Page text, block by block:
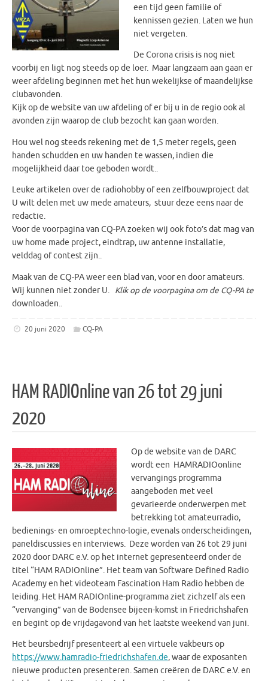
een tijd geen familie of
kennissen gezien. Laten we hun
niet vergeten.
De Corona crisis is nog niet
voorbij en ligt nog steeds op de loer. Maar langzaam aan gaan er
weer afdeling beginnen met het hun wekelijkse of maandelijkse
clubavonden.
Kijk op de website van uw afdeling of er bij u in de regio ook al
avonden zijn waarop de club bezocht kan gaan worden.
Hou wel nog steeds rekening met de 1,5 meter regels, geen
handen schudden en uw handen te wassen, indien die
mogelijkheid daar toe geboden wordt..
Leuke artikelen over de radiohobby of een zelfbouwproject dat
U wilt delen met uw mede amateurs, stuur deze eens naar de
redactie.
Voor de voorpagina van CQ-PA zoeken wij ook foto’s dat mag van
uw home made project, eindtrap, uw antenne installatie,
velddag of contest zijn..
Maak van de CQ-PA weer een blad van, voor en door amateurs.
Wij kunnen niet zonder U. Klik op de voorpagina om de CQ-PA te
downloaden..
20 juni 2020 CQ-PA
HAM RADIOnline van 26 tot 29 juni
2020
Op de website van de DARC
wordt een HAMRADIOonline
vervangings programma
aangeboden met veel
gevarieerde onderwerpen met
betrekking tot amateurradio,
bedienings- en omroeptechno-logie, evenals onderscheidingen,
paneldiscussies en interviews. Deze worden van 26 tot 29 juni
2020 door DARC e.V. op het internet gepresenteerd onder de
titel “HAM RADIOnline”. Het team van Software Defined Radio
Academy en het videoteam Fascination Ham Radio hebben de
leiding. Het HAM RADIOnline-programma ziet zichzelf als een
“vervanging” van de Bodensee bijeen-komst in Friedrichshafen
en begint op de vrijdagavond van het laatste weekend van juni.
Het beursbedrijf presenteert al een virtuele vakbeurs op
https://www.hamradio-friedrichshafen.de, waar de exposanten
nieuwe producten presenteren. Samen creëren de DARC e.V. en